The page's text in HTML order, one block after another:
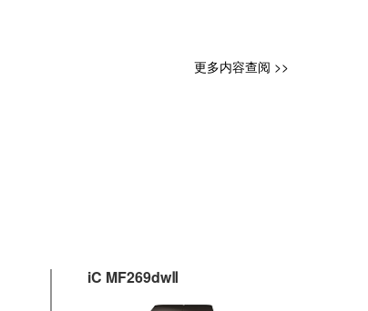
更多内容查阅 >>
iC MF269dwⅡ